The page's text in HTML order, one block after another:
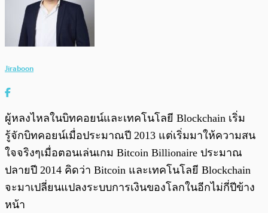
Jiraboon
ผู้หลงไหลในบิทคอยน์และเทคโนโลยี Blockchain เริ่ม
รู้จักบิทคอยน์เมื่อประมาณปี 2013 แต่เริ่มมาให้ความสน
ใจจริงๆเมื่อตอนเล่นเกม Bitcoin Billionaire ประมาณ
ปลายปี 2014 คิดว่า Bitcoin และเทคโนโลยี Blockchain
จะมาเปลี่ยนแปลงระบบการเงินของโลกในอีกไม่กี่ปีข้าง
หน้า